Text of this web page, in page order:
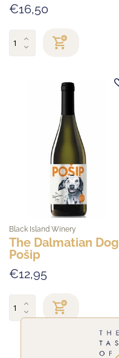
€16,50
Black Island Winery
The Dalmatian Dog
Pošip
€12,95